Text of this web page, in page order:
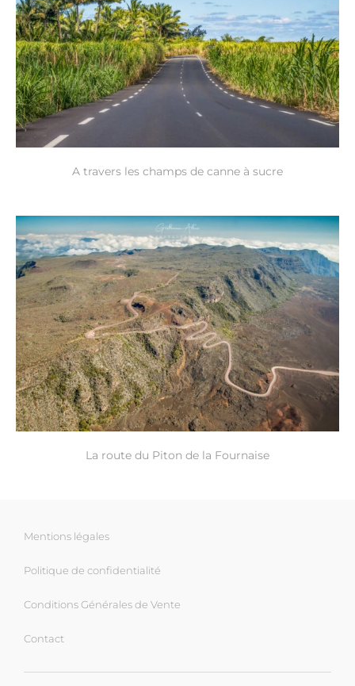
A travers les champs de canne à sucre
La route du Piton de la Fournaise
Mentions légales
Politique de confidentialité
Conditions Générales de Vente
Contact